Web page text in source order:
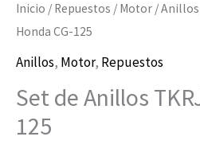
Inicio / Repuestos / Motor /Anillos
Honda CG-125
Anillos, Motor, Repuestos
Set de Anillos
125